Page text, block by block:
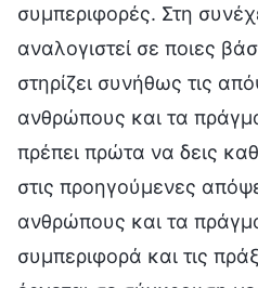
συμπεριφορές. Στη
αναλογιστεί σε ποιες
στηρίζει συνήθως τις
ανθρώπους και τα
πρέπει πρώτα να δεις
στις προηγούμενες
ανθρώπους και τα
συμπεριφορά και τις